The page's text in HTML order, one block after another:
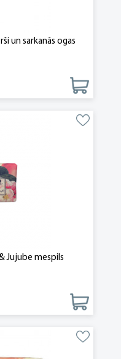
un sarkanās ogas
Jujube mespils